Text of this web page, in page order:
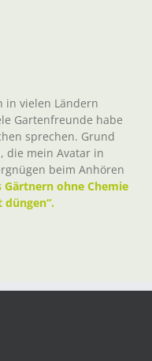
in vielen Ländern
Gartenfreunde habe
sprechen. Grund
die mein Avatar in
beim Anhören
Gärtnern ohne Chemie
düngen“.